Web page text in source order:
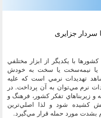
سردار جزایری
با يكديگر از ابزار مختلفي
يا نيمه‌سخت يا سخت به خودش
تهديدات نرمي است كه عليه
نرم مي‌توان به آن پرداخت. در
زيربناهاي تفكر كشور، فرهنگ و
كشيده شود و لذا اصلي‌ترين
بشدت مورد حمله قرار مي‌گيرد.